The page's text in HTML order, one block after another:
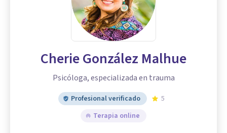
Cherie González Malhue
Psicóloga, especializada en trauma
Profesional verificado
5
Terapia online